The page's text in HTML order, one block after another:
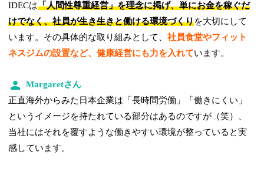
IDECは「人間性尊重経営」を理念に掲げ、単にお金を稼ぐだ
けでなく、社員が生き生きと働ける環境づくりを大切にして
います。その具体的な取り組みとして、社員食堂やフィット
ネスジムの設置など、健康経営にも力を入れています。
Margaretさん
正直海外からみた日本企業は「長時間労働」「働きにくい」
というイメージを持たれている部分はあるのですが（笑）、
当社にはそれを覆すような働きやすい環境が整っていると実
感しています。